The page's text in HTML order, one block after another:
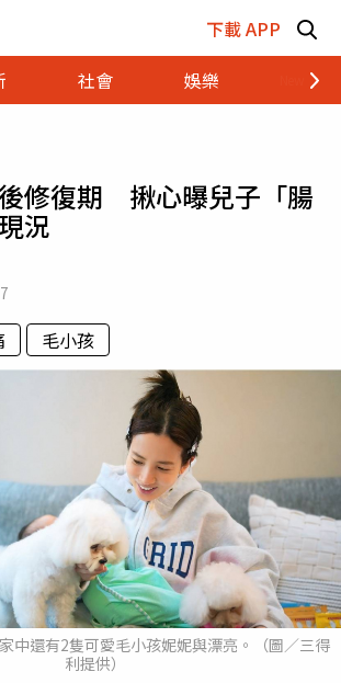
下載 APP
社會 娛樂 財經
修復期 揪心曝兒子「腸
況
毛小孩
中還有2隻可愛毛小孩妮妮與漂亮。（圖／三得
利提供）